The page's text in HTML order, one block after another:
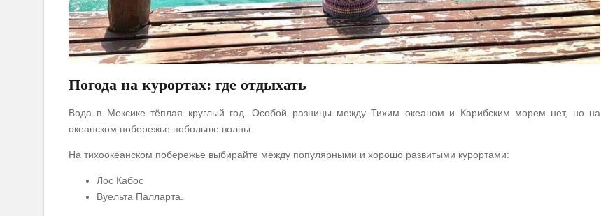
Погода на курортах: где отдыхать
Вода в Мексике тёплая круглый год. Особой разницы между Тихим океаном и Карибским морем нет, но на
океанском побережье побольше волны.
На тихоокеанском побережье выбирайте между популярными и хорошо развитыми курортами:
Лос Кабос
Вуельта Палларта.